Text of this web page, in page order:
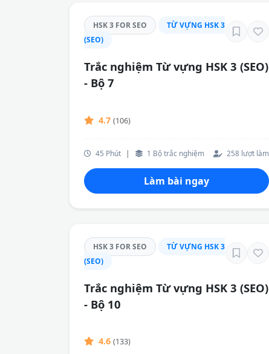
HSK 3 FOR SEO
TỪ VỰNG HSK 3
(SEO)
Trắc nghiệm Từ vựng HSK 3 (SEO)
- Bộ 7
4.7 (106)
45 Phút | 1 Bộ trắc nghiệm 258 lượt làm
Làm bài ngay
HSK 3 FOR SEO
TỪ VỰNG HSK 3
(SEO)
Trắc nghiệm Từ vựng HSK 3 (SEO)
- Bộ 10
4.6 (133)